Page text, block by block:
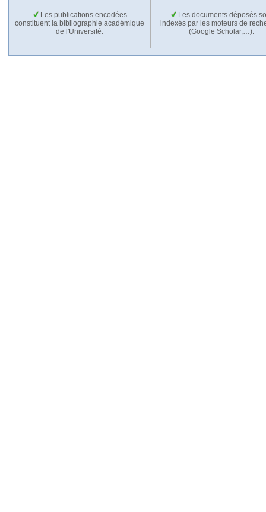
Les publications encodées
constituent la bibliographie académique
de l'Université.
Les documents déposés
indexés par les moteurs de
(Google Scholar,…).